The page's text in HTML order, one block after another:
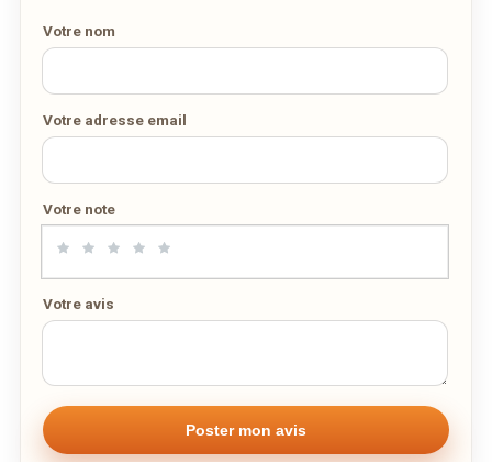
DES MILLIERS DE PLATS LIVRÉS AU LUXEMBOURG
Votre nom
Votre adresse email
Votre note
Votre avis